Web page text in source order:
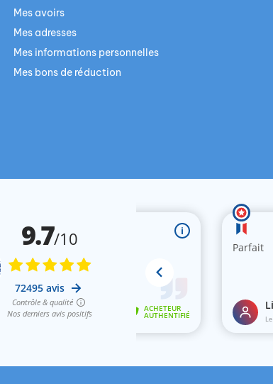
Mes avoirs
Mes adresses
Mes informations personnelles
Mes bons de réduction